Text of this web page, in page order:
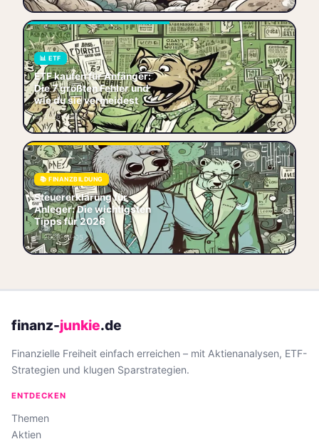
📋 Budget
💡 Tipps
📊 ETF
ETF kaufen für Anfänger:
Die 7 größten Fehler und
wie du sie vermeidest
📅 2026-06-05
ETF kaufen für Anfänger:
Vermeide die 7 häufigsten
Fehler, finde den besten ETF
& spare Kosten – setz jetzt
die Tipp
📊 ETF
🚀 Einsteiger
⚠️ Fehler
🌱 Anfänger
📚 FINANZBILDUNG
Steuererklärung für
Anleger: Die wichtigsten
Tipps für 2026
📅 2026-06-05
Steuererklärung für Anleger:
Nutze 2026 den 1.000 €
Sparer‑Pauschbetrag, setze
Freistellungsauftrag richtig
und spare bi
🧾 Steuern
🏷️ Steuererklärung
📚 Finanzbildung
💡 Tipps
finanz-junkie.de
Finanzielle Freiheit einfach erreichen – mit Aktienanalysen, ETF-
Strategien und klugen Sparstrategien.
ENTDECKEN
Themen
Aktien